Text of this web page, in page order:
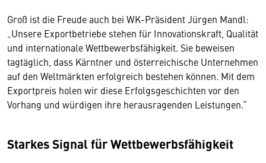
Groß ist die Freude auch bei WK-Präsident Jürgen Mandl:
„Unsere Exportbetriebe stehen für Innovationskraft, Qualität
und internationale Wettbewerbsfähigkeit. Sie beweisen
tagtäglich, dass Kärntner und österreichische Unternehmen
auf den Weltmärkten erfolgreich bestehen können. Mit dem
Exportpreis holen wir diese Erfolgsgeschichten vor den
Vorhang und würdigen ihre herausragenden Leistungen.“
Starkes Signal für Wettbewerbsfähigkeit